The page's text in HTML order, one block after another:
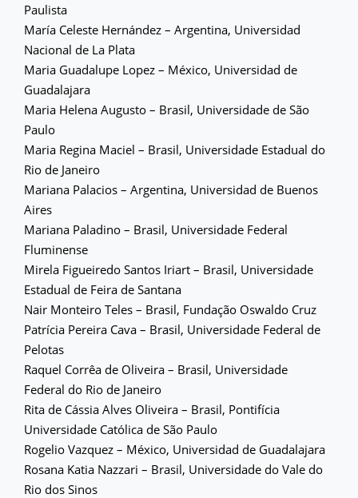
Paulista
María Celeste Hernández – Argentina, Universidad
Nacional de La Plata
Maria Guadalupe Lopez – México, Universidad de
Guadalajara
Maria Helena Augusto – Brasil, Universidade de São
Paulo
Maria Regina Maciel – Brasil, Universidade Estadual do
Rio de Janeiro
Mariana Palacios – Argentina, Universidad de Buenos
Aires
Mariana Paladino – Brasil, Universidade Federal
Fluminense
Mirela Figueiredo Santos Iriart – Brasil, Universidade
Estadual de Feira de Santana
Nair Monteiro Teles – Brasil, Fundação Oswaldo Cruz
Patrícia Pereira Cava – Brasil, Universidade Federal de
Pelotas
Raquel Corrêa de Oliveira – Brasil, Universidade
Federal do Rio de Janeiro
Rita de Cássia Alves Oliveira – Brasil, Pontifícia
Universidade Católica de São Paulo
Rogelio Vazquez – México, Universidad de Guadalajara
Rosana Katia Nazzari – Brasil, Universidade do Vale do
Rio dos Sinos